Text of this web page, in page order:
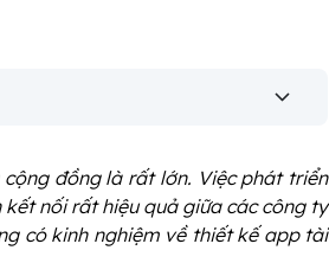
đồng là rất lớn. Việc phát triển
nối rất hiệu quả giữa các công ty
có kinh nghiệm về thiết kế app tài